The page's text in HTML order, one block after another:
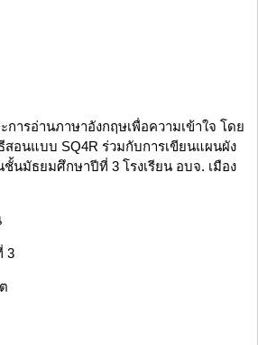
การอ่านภาษาอังกฤษเพื่อความเข้าใจ โดย
สอนแบบ SQ4R ร่วมกับการเขียนแผนผัง
นมัธยมศึกษาปีที่ 3 โรงเรียน อบจ. เมือง
3